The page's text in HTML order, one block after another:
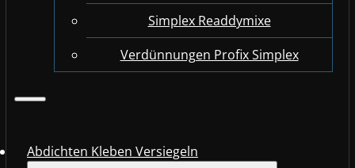
Simplex Readdymixe
Verdünnungen Profix Simplex
Abdichten Kleben Versiegeln